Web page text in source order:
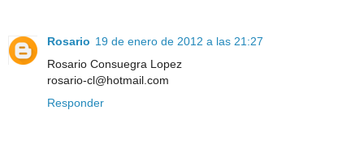
Rosario 19 de enero de 2012 a las 21:27
Rosario Consuegra Lopez
rosario-cl@hotmail.com
Responder